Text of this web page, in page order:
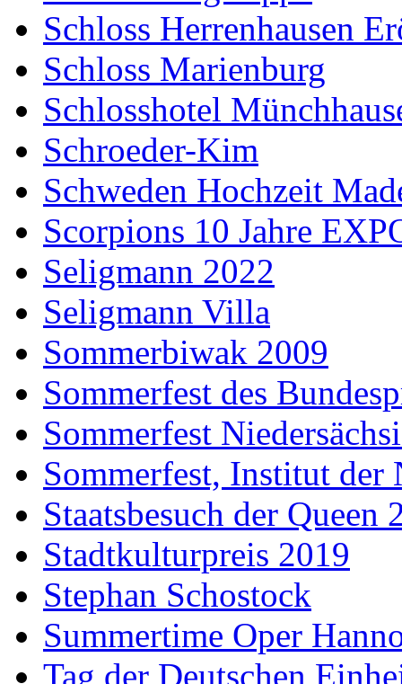
Schloss Herrenhausen
Schloss Marienburg
Schlosshotel
Schroeder-Kim
Schweden Hochzeit
Scorpions 10 Jahre
Seligmann 2022
Seligmann Villa
Sommerbiwak 2009
Sommerfest des
Sommerfest
Sommerfest, Institut der
Staatsbesuch der Queen
Stadtkulturpreis 2019
Stephan Schostock
Summertime Oper
Tag der Deutschen